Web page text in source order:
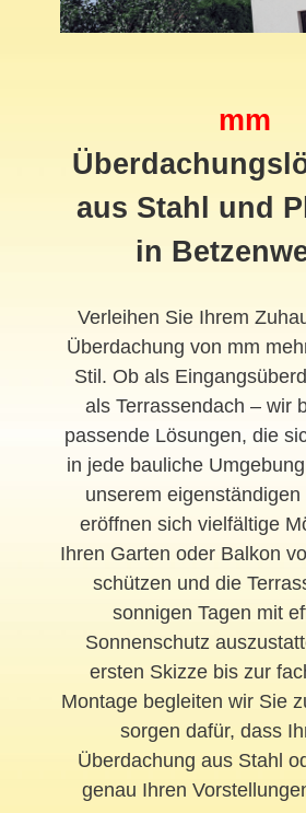
mm
aus Stahl und
in
Verleihen Sie Ihrem
Überdachung von mm
Stil. Ob als
als Terrassendach – wir
passende Lösungen, die
in jede bauliche
unserem eigenständigen
eröffnen sich vielfältige
Ihren Garten oder Balkon
schützen und die
sonnigen Tagen mit
Sonnenschutz
ersten Skizze bis zur
Montage begleiten wir Sie
sorgen dafür, dass
Überdachung aus Stahl
genau Ihren